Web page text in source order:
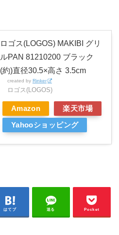
ロゴス(LOGOS) MAKIBI グリ
ルPAN 81210200 ブラック
(約)直径30.5×高さ 3.5cm
created by Rinker
ロゴス(LOGOS)
Amazon 楽天市場
Yahooショッピング
はてブ 送る Pocket